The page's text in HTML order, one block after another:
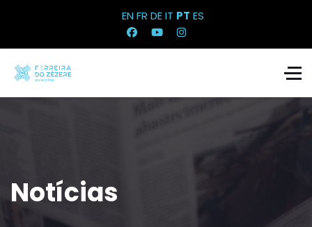
EN FR DEIT PT ES
Notícias